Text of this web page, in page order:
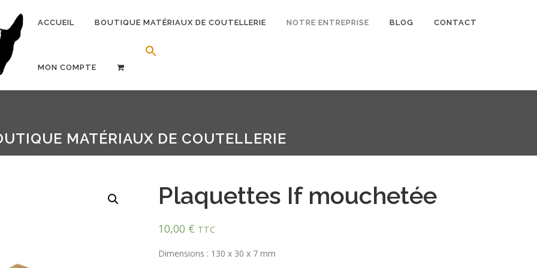
ACCUEIL BOUTIQUE MATÉRIAUX DE COUTELLERIE NOTRE ENTREPRISE BLOG CONTACT
MON COMPTE
MATÉRIAUX DE COUTELLERIE
Plaquettes If mouchetée
10,00 € TTC
Dimensions : 130 x 30 x 7 mm